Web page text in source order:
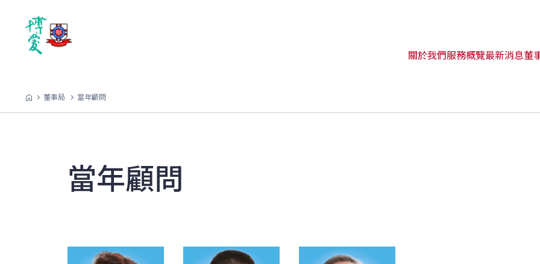
關於我們服務概覽最新消息董
董事局 當年顧問
當年顧問